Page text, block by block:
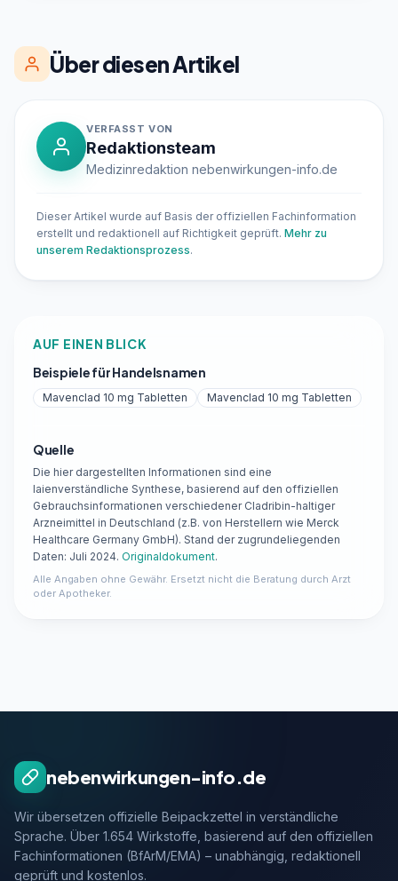
Über diesen Artikel
VERFASST VON
Redaktionsteam
Medizinredaktion nebenwirkungen-info.de
Dieser Artikel wurde auf Basis der offiziellen Fachinformation
erstellt und redaktionell auf Richtigkeit geprüft. Mehr zu
unserem Redaktionsprozess.
AUF EINEN BLICK
Beispiele für Handelsnamen
Mavenclad 10 mg Tabletten Mavenclad 10 mg Tabletten
Quelle
Die hier dargestellten Informationen sind eine
laienverständliche Synthese, basierend auf den offiziellen
Gebrauchsinformationen verschiedener Cladribin-haltiger
Arzneimittel in Deutschland (z.B. von Herstellern wie Merck
Healthcare Germany GmbH). Stand der zugrundeliegenden
Daten: Juli 2024. Originaldokument.
Alle Angaben ohne Gewähr. Ersetzt nicht die Beratung durch Arzt
oder Apotheker.
nebenwirkungen-info.de
Wir übersetzen offizielle Beipackzettel in verständliche
Sprache. Über 1.654 Wirkstoffe, basierend auf den offiziellen
Fachinformationen (BfArM/EMA) – unabhängig, redaktionell
geprüft und kostenlos.